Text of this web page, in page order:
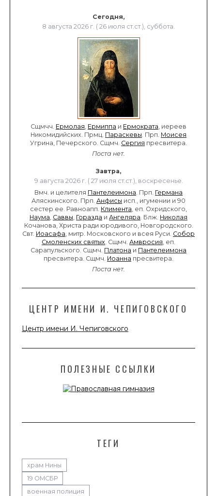
Сегодня,
8 августа 2026 г. ( 26 июля ст.ст.), суббота.
Сщмчч. Ермолая, Ермиппа и Ермократа, иереев
Никомидийских. Прмц. Параскевы. Прп. Моисея
Угрина, Печерского. Сщмч. Сергия пресвитера.
Поста нет.
Завтра,
9 августа 2026 г. ( 27 июля ст.ст.), воскресенье.
Вмч. и целителя Пантелеимона. Прп. Германа
Аляскинского. Прп. Анфисы исп., игумении и 90
сестер ее. Равноапп. Климента, еп. Охридского,
Наума, Саввы, Горазда и Ангеляра. Блж. Николая
Кочанова, Христа ради юродивого, Новгородского.
Свт. Иоасафа, митр. Московского и всея Руси. Собор
Смоленских святых. Сщмч. Амвросия, еп.
Сарапульского. Сщмч. Платона и Пантелеимона
пресвитера. Сщмч. Иоанна пресвитера.
Поста нет.
ЦЕНТР ИМЕНИ И. ЧЕПИГОВСКОГО
Центр имени И. Чепиговского
ПОЛЕЗНЫЕ ССЫЛКИ
ТЕГИ
храм Нины
19 ОМСБР
военная полиция